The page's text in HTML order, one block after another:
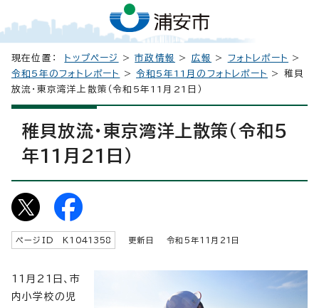
現在位置： トップページ >市政情報 > 広報 > フォトレポート
>
令和5年のフォトレポート
>令和5年11月のフォトレポート
> 稚貝
放流・東京湾洋上散策（令和5年11月21日）
稚貝放流・東京湾洋上散策（令和5
年11月21日）
ページID K 1041358 更新日 令和5年11 月 21 日
11月21日、市
内小学校の児